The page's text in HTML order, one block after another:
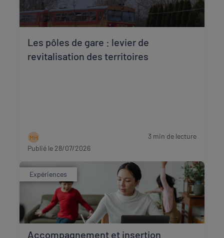
Les pôles de gare : levier de
revitalisation des territoires
M H
3 min de lecture
Publié le 28/07/2026
Expériences
Accompagnement et insertion